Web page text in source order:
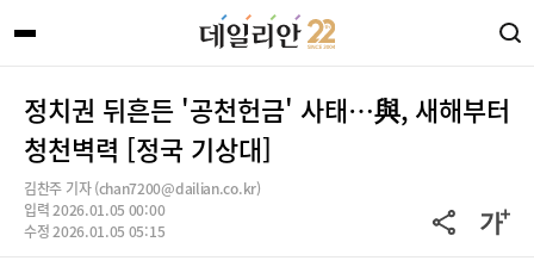
정치권 뒤흔든 '공천헌금' 사태…與, 새해부터
청천벽력 [정국 기상대]
김찬주 기자 (chan7200@dailian.co.kr)
입력 2026.01.05 00:00
수정 2026.01.05 05:15